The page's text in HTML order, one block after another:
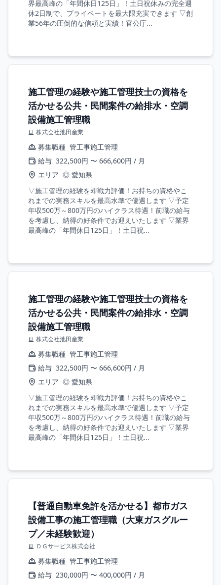
界最高峰の「年間休日125日」！土日祝休みの完全週
休2日制で、プライベートを最大限充実できます ▽創
業56年の圧倒的な信頼と実績！官公庁...
施工管理の経験や施工管理技士の資格を
活かせる公共・民間案件の給排水・空調
設備施工管理職
株式会社池田産業
募集職種 管工事施工管理
給与 322,500円 〜 666,600円 / 月
エリア ◎ 愛知県
▽施工管理の経験を即戦力評価！お持ちの資格やこ
れまでの実務スキルを最高水準で優遇します ▽予定
年収500万～800万円のハイクラス待遇！前職の給与
を考慮し、納得の好条件でお迎えいたします ▽業界
最高峰の「年間休日125日」！土日祝...
施工管理の経験や施工管理技士の資格を
活かせる公共・民間案件の給排水・空調
設備施工管理職
株式会社池田産業
募集職種 管工事施工管理
給与 322,500円 〜 666,600円 / 月
エリア ◎ 愛知県
▽施工管理の経験を即戦力評価！お持ちの資格やこ
れまでの実務スキルを最高水準で優遇します ▽予定
年収500万～800万円のハイクラス待遇！前職の給与
を考慮し、納得の好条件でお迎えいたします ▽業界
最高峰の「年間休日125日」！土日祝...
【普通自動車免許を活かせる】都市ガス
設備工事の施工管理職（大東ガスグルー
プ／未経験歓迎）
ＤＧサービス株式会社
募集職種 管工事施工管理
給与 230,000円 〜 400,000円 / 月